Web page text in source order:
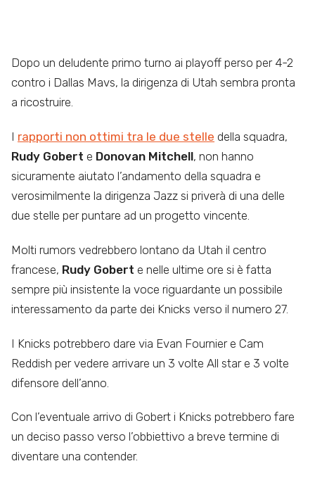
Dopo un deludente primo turno ai playoff perso per 4-2
contro i Dallas Mavs, la dirigenza di Utah sembra pronta
a ricostruire.
I rapporti non ottimi tra le due stelle della squadra,
Rudy Gobert e Donovan Mitchell, non hanno
sicuramente aiutato l’andamento della squadra e
verosimilmente la dirigenza Jazz si priverà di una delle
due stelle per puntare ad un progetto vincente.
Molti rumors vedrebbero lontano da Utah il centro
francese, Rudy Gobert e nelle ultime ore si è fatta
sempre più insistente la voce riguardante un possibile
interessamento da parte dei Knicks verso il numero 27.
I Knicks potrebbero dare via Evan Fournier e Cam
Reddish per vedere arrivare un 3 volte All star e 3 volte
difensore dell’anno.
Con l’eventuale arrivo di Gobert i Knicks potrebbero fare
un deciso passo verso l’obbiettivo a breve termine di
diventare una contender.